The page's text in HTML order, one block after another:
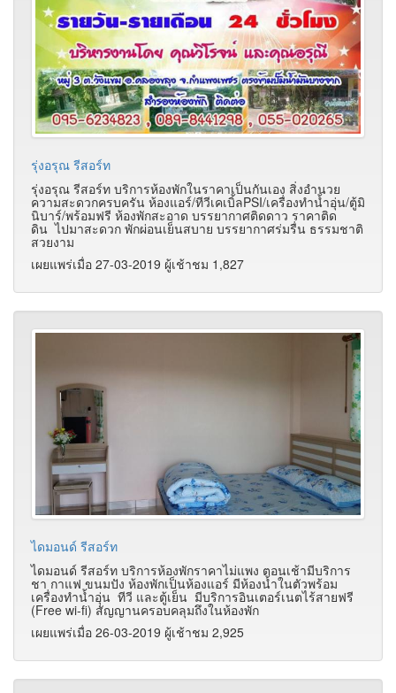
รุ่งอรุณ รีสอร์ท
รุ่งอรุณ รีสอร์ท บริการห้องพักในราคาเป็นกันเอง สิ่งอำนวย
ความสะดวกครบครัน ห้องแอร์/ทีวีเคเบิ้ลPSI/เครื่องทำน้ำอุ่น/ตู้มิ
นิบาร์/พร้อมฟรี ห้องพักสะอาด บรรยากาศติดดาว ราคาติด
ดิน ไปมาสะดวก พักผ่อนเย็นสบาย บรรยากาศร่มรื่น ธรรมชาติ
สวยงาม
เผยแพร่เมื่อ 27-03-2019 ผู้เช้าชม 1,827
ไดมอนด์ รีสอร์ท
ไดมอนด์ รีสอร์ท บริการห้องพักราคาไม่แพง ตอนเช้ามีบริการ
ชา กาแฟ ขนมปัง ห้องพักเป็นห้องแอร์ มีห้องน้ำในตัวพร้อม
เครื่องทำน้ำอุ่น ทีวี และตู้เย็น มีบริการอินเตอร์เนตไร้สายฟรี
(Free wi-fi) สัญญานครอบคลุมถึงในห้องพัก
เผยแพร่เมื่อ 26-03-2019 ผู้เช้าชม 2,925